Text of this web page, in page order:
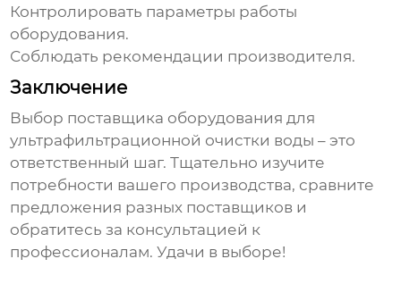
Контролировать параметры работы
оборудования.
Соблюдать рекомендации производителя.
Заключение
Выбор поставщика оборудования для
ультрафильтрационной очистки воды – это
ответственный шаг. Тщательно изучите
потребности вашего производства, сравните
предложения разных поставщиков и
обратитесь за консультацией к
профессионалам. Удачи в выборе!